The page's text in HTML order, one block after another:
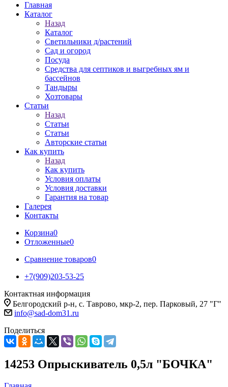
Главная
Каталог
Назад
Каталог
Светильники д/растений
Сад и огород
Посуда
Средства для септиков и выгребных ям и
бассейнов
Тандыры
Хозтовары
Статьи
Назад
Статьи
Статьи
Авторские статьи
Как купить
Назад
Как купить
Условия оплаты
Условия доставки
Гарантия на товар
Галерея
Контакты
Корзина0
Отложенные0
Сравнение товаров0
+7(909)203-53-25
Контактная информация
Белгородский р-н, с. Таврово, мкр-2, пер. Парковый, 27 "Г"
info@sad-dom31.ru
Поделиться
14253 Опрыскиватель 0,5л "БОЧКА"